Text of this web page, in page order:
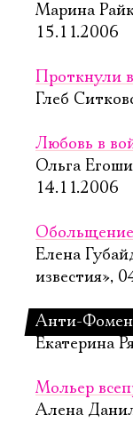
Марина
15.11.2006
Проткнули
Глеб
Любовь в
Ольга
14.11.2006
Елена
известия»,
Анти-
Екатерина
Мольер
Алена